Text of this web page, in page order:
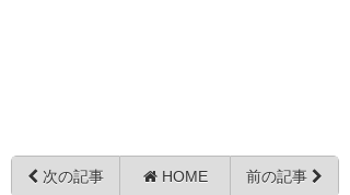
次の記事 HOME 前の記事